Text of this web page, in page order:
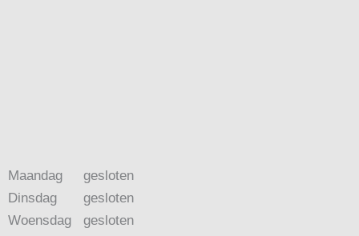
Maandag
Dinsdag
Woensdag
gesloten
gesloten
gesloten